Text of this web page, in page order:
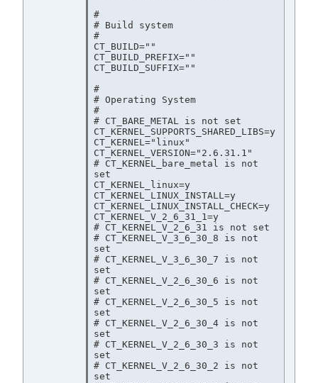
#
# Build system
#
CT_BUILD=""
CT_BUILD_PREFIX=""
CT_BUILD_SUFFIX=""
#
# Operating System
#
# CT_BARE_METAL is not set
CT_KERNEL_SUPPORTS_SHARED_LIBS=y
CT_KERNEL="linux"
CT_KERNEL_VERSION="2.6.31.1"
# CT_KERNEL_bare_metal is not
set
CT_KERNEL_linux=y
CT_KERNEL_LINUX_INSTALL=y
CT_KERNEL_LINUX_INSTALL_CHECK=y
CT_KERNEL_V_2_6_31_1=y
# CT_KERNEL_V_2_6_31 is not set
# CT_KERNEL_V_3_6_30_8 is not
set
# CT_KERNEL_V_3_6_30_7 is not
set
# CT_KERNEL_V_2_6_30_6 is not
set
# CT_KERNEL_V_2_6_30_5 is not
set
# CT_KERNEL_V_2_6_30_4 is not
set
# CT_KERNEL_V_2_6_30_3 is not
set
# CT_KERNEL_V_2_6_30_2 is not
set